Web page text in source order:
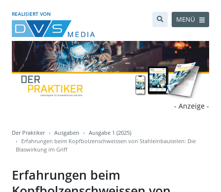
REALISIERT VON
MENÜ
- Anzeige -
Der Praktiker Ausgaben
Ausgabe 1 (2025)
Erfahrungen beim Kopfbolzenschweissen von Stahleinbauteilen: Die
Blaswirkung im Griff
Erfahrungen beim